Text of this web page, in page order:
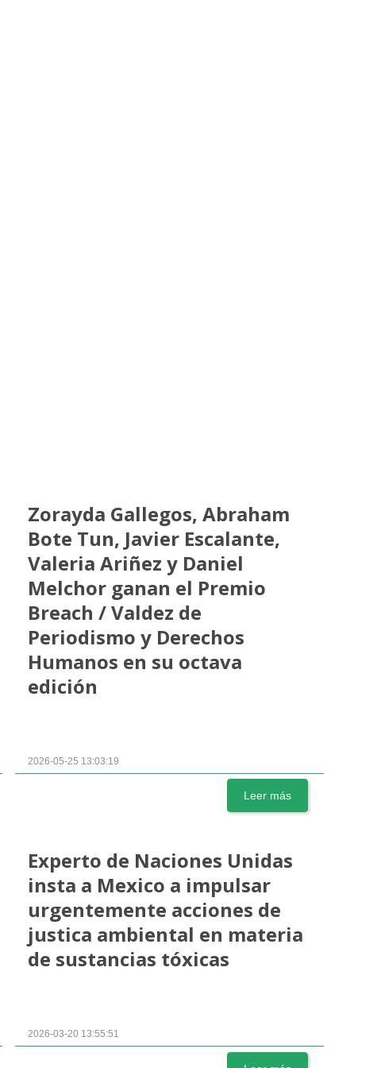
Zorayda Gallegos, Abraham
Bote Tun, Javier Escalante,
Valeria Ariñez y Daniel
Melchor ganan el Premio
Breach / Valdez de
Periodismo y Derechos
Humanos en su octava
edición
2026-05-25 13:03:19
Leer más
Experto de Naciones Unidas
insta a Mexico a impulsar
urgentemente acciones de
justica ambiental en materia
de sustancias tóxicas
2026-03-20 13:55:51